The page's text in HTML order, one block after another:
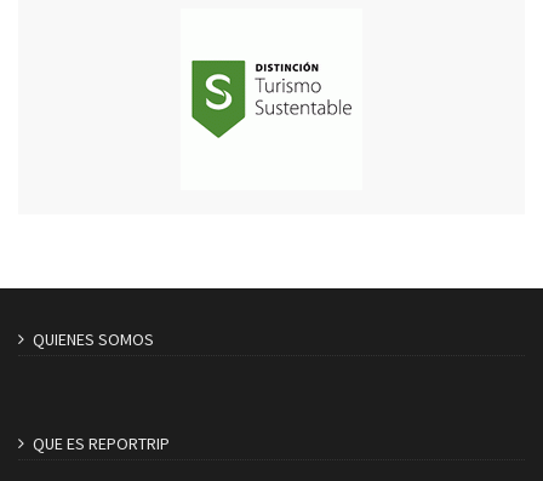
QUIENES SOMOS
QUE ES REPORTRIP